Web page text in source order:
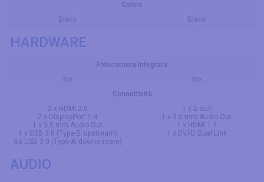
Colore
Black
Black
HARDWARE
Fotocamera Integrata
No
No
Connettività
2 x HDMI 2.0
2 x DisplayPort 1.4
1 x 3.5 mm Audio Out
1 x USB 3.0 (Type-B; upstream)
4 x USB 3.0 (Type-A; downstream)
1 x D-sub
1 x 3.5 mm Audio Out
1 x HDMI 1.4
1 x DVI-D Dual Link
AUDIO